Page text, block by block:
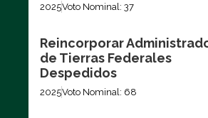
2025Voto Nominal: 37
Reincorporar
de Tierras Federales
Despedidos
2025Voto Nominal: 68